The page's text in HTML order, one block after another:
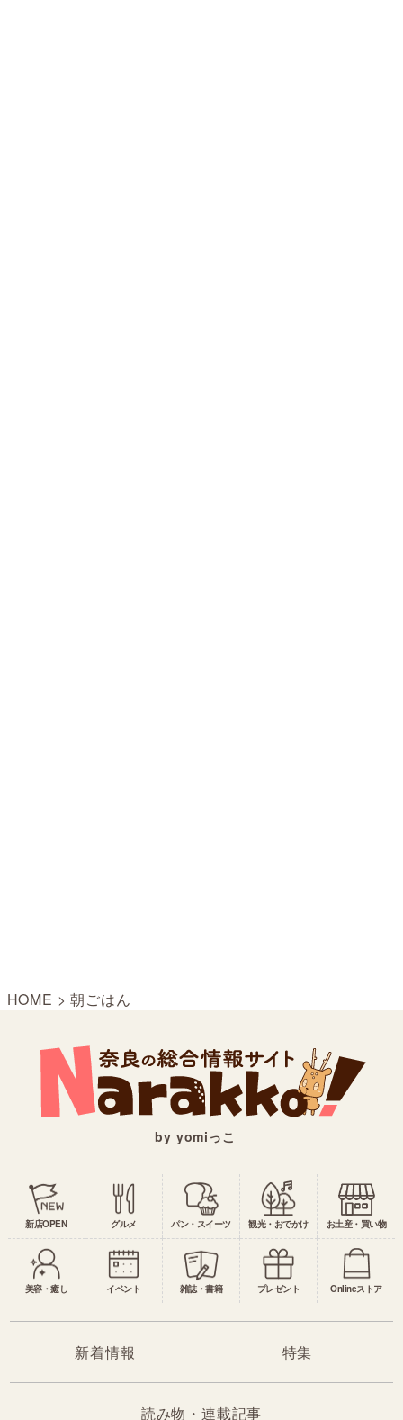
HOME >朝ごはん
by yomiっこ
新店OPEN グルメ パン・スイーツ 観光・おでかけ お土産・買い物
美容・癒し イベント 雑誌・書籍 プレゼント Onlineストア
新着情報 特集
読み物・連載記事